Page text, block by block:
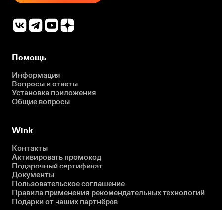
Помощь
Информация
Вопросы и ответы
Установка приложения
Общие вопросы
Wink
Контакты
Активировать промокод
Подарочный сертификат
Документы
Пользовательское соглашение
Правила применения рекомендательных технологий
Подарки от наших партнёров